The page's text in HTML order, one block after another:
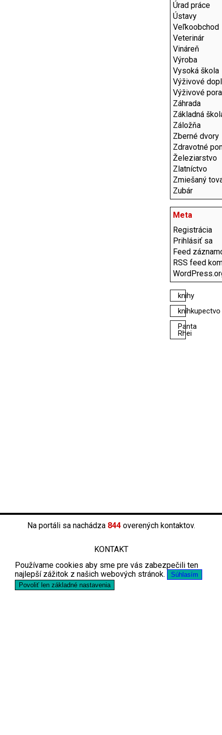
Úrad práce
Ústavy
Veľkoobchod
Veterinár
Vináreň
Výroba
Vysoká škola
Výživové
Výživové
Záhrada
Základná
Záložňa
Zberné dvory
Zdravotné
Železiarstvo
Zlatníctvo
Zmiešaný
Zubár
Meta
Registrácia
Prihlásiť sa
Feed
RSS feed
knihy
kníhkupectvo
Panta
Rhei
Na portáli sa nachádza 844overených kontaktov.
KONTAKT
Používame cookies aby sme pre vás zabezpečili ten
najlepší zážitok z našich webových stránok.
Súhlasím
Povoliť len základné nastavenia